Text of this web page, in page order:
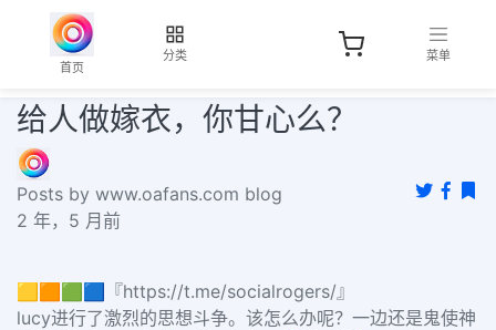
首页
分类 菜单
给人做嫁衣，你甘心么？
Posts by www.oafans.com blog
2 年，5 月前
🟨🟧🟩🟦『https://t.me/socialrogers/』
lucy进行了激烈的思想斗争。该怎么办呢？一边还是鬼使神